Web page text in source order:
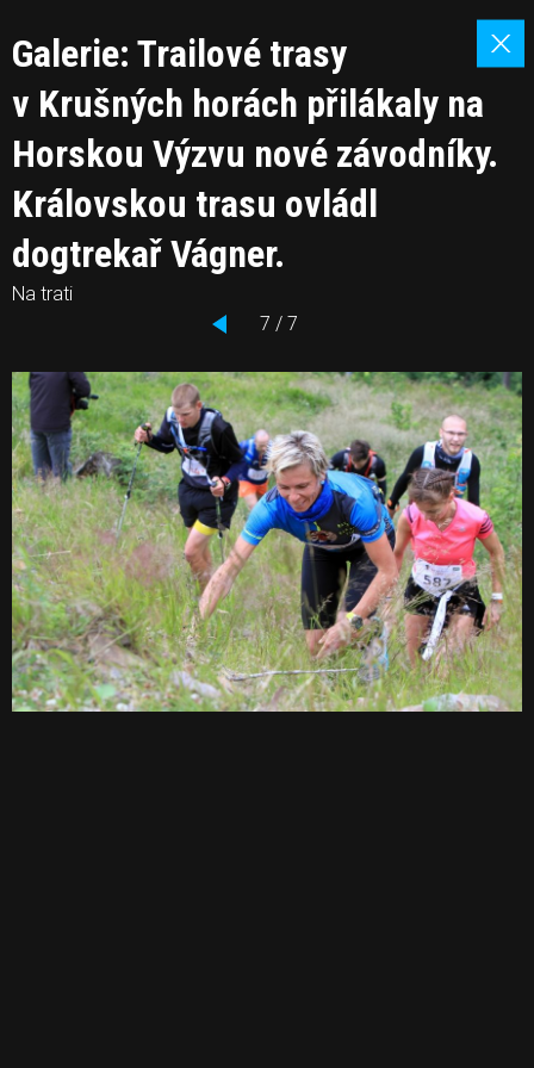
Galerie: Trailové trasy
v Krušných horách přilákaly na
Horskou Výzvu nové závodníky.
Královskou trasu ovládl
dogtrekař Vágner.
Na trati
7 / 7